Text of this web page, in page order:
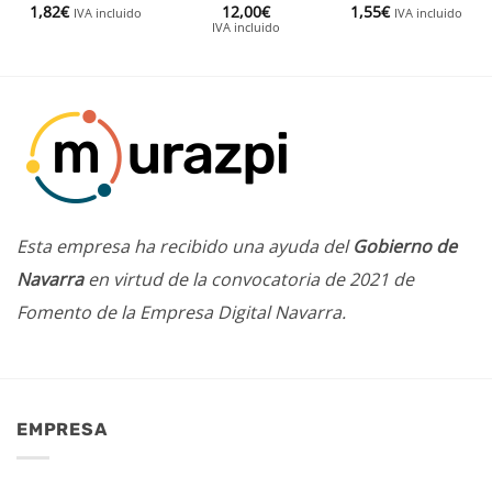
1,82€ IVA incluido 12,00€
IVA incluido
1,55€ IVA incluido
Esta empresa ha recibido una ayuda delGobierno de
Navarraen virtud de la convocatoria de 2021 de
Fomento de la Empresa Digital Navarra.
EMPRESA